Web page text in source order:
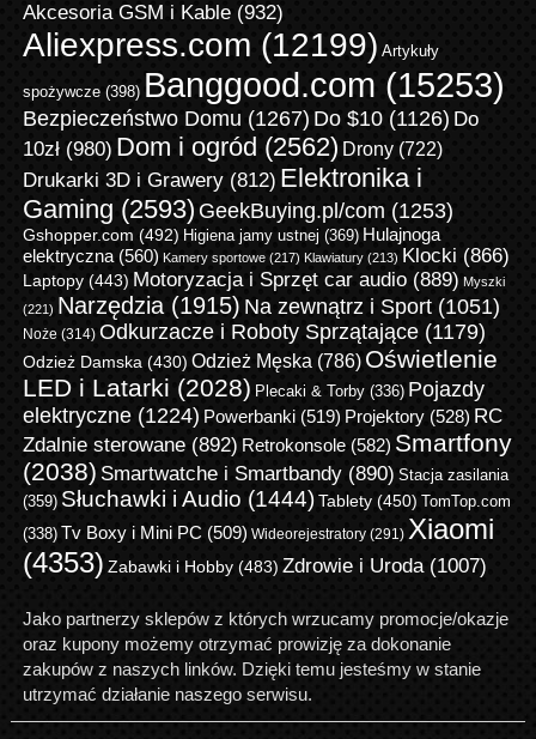
Akcesoria GSM i Kable(932)
Aliexpress.com (12199) Artykuły
spożywcze(398) Banggood.com (15253)
Bezpieczeństwo Domu (1267) Do $10(1126) Do
10zł(980) Dom i ogród (2562) Drony(722)
Drukarki 3D i Grawery(812) Elektronika i
Gaming (2593) GeekBuying.pl/com (1253)
Gshopper.com (492) Higiena jamy ustnej (369) Hulajnoga
elektryczna(560) Kamery sportowe(217) Klawiatury(213) Klocki (866)
Laptopy(443) Motoryzacja i Sprzęt car audio(889) Myszki
(221) Narzędzia(1915) Na zewnątrz i Sport(1051)
Noże (314) Odkurzacze i Roboty Sprzątające(1179)
Odzież Damska(430) Odzież Męska (786) Oświetlenie
LED i Latarki (2028) Plecaki & Torby(336) Pojazdy
elektryczne(1224) Powerbanki(519) Projektory(528) RC
Zdalnie sterowane(892) Retrokonsole(582) Smartfony
(2038) Smartwatche i Smartbandy(890) Stacja zasilania
(359) Słuchawki i Audio (1444)Tablety(450)
TomTop.com
(338) Tv Boxy i Mini PC (509) Wideorejestratory(291) Xiaomi
(4353) Zabawki i Hobby(483) Zdrowie i Uroda(1007)
Jako partnerzy sklepów z których wrzucamy promocje/okazje
oraz kupony możemy otrzymać prowizję za dokonanie
zakupów z naszych linków. Dzięki temu jesteśmy w stanie
utrzymać działanie naszego serwisu.